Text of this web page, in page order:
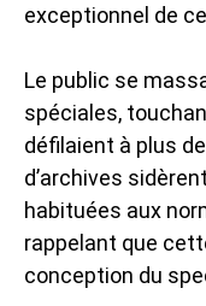
exceptionnel de
Le public se
spéciales,
défilaient à plus
d’archives
habituées aux
rappelant que
conception du